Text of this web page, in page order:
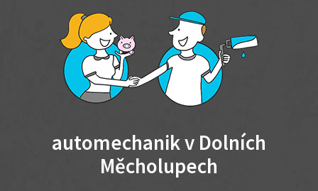
automechanik v Dolních
Měcholupech